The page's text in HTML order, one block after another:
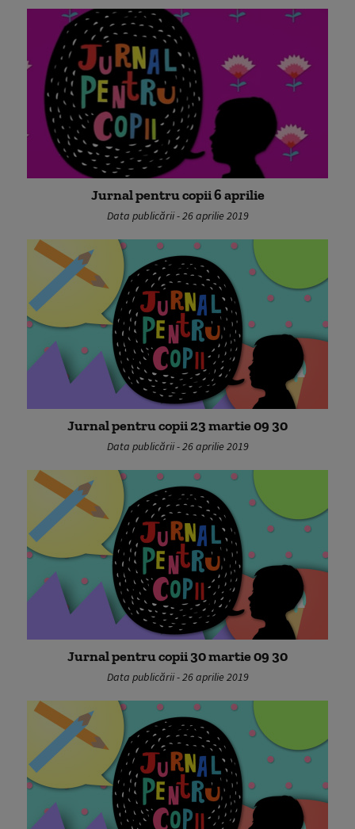
Jurnal pentru copii 6 aprilie
Data publicării - 26 aprilie 2019
Jurnal pentru copii 23 martie 09 30
Data publicării - 26 aprilie 2019
Jurnal pentru copii 30 martie 09 30
Data publicării - 26 aprilie 2019